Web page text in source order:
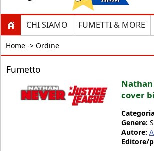
CHI SIAMO FUMETTI & MORE
Home -> Ordine
Fumetto
cover
Genere:
Autore:
Editore/